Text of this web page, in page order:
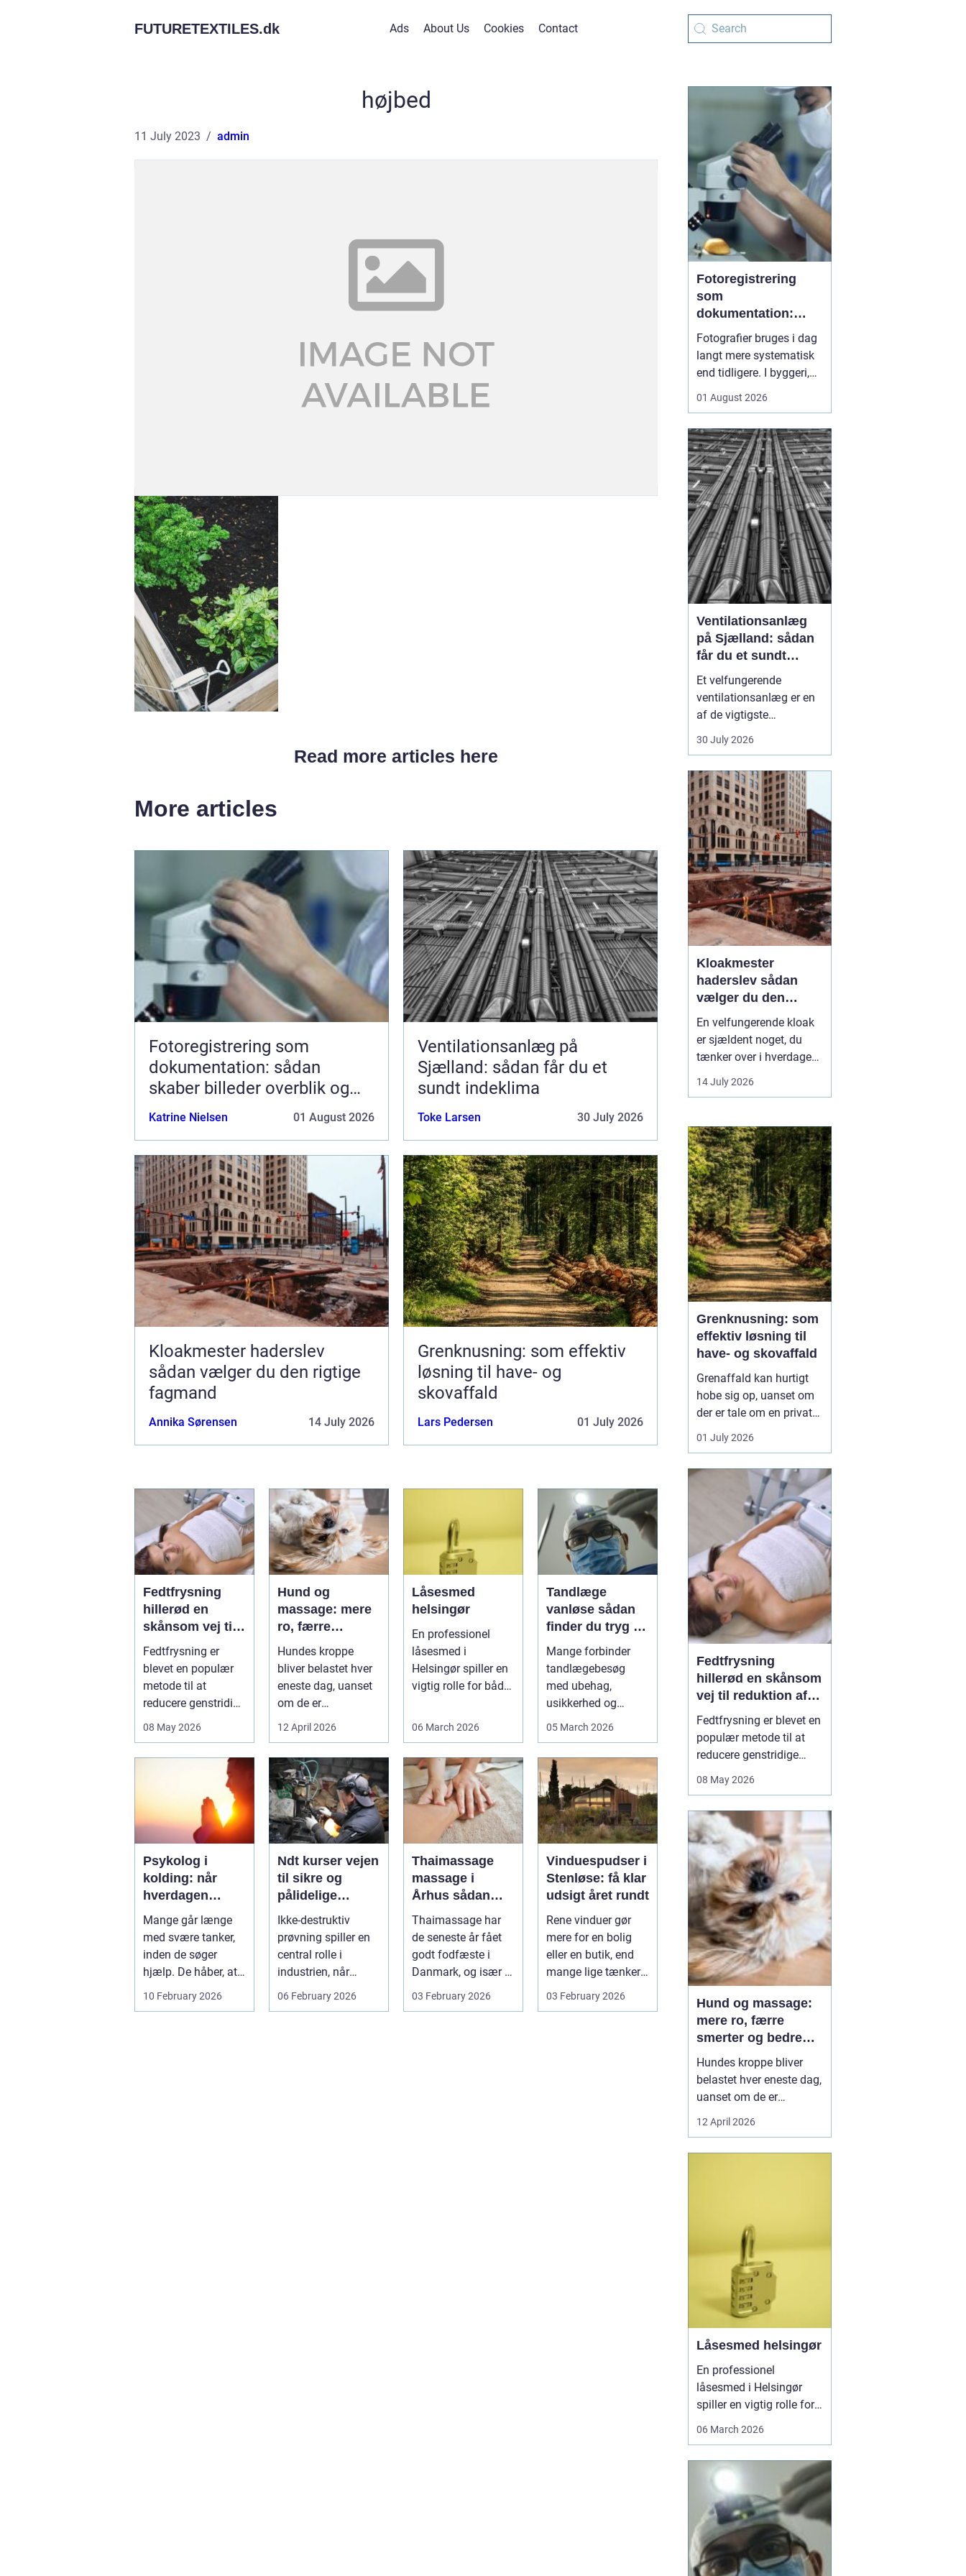
FUTURETEXTILES.dk Ads About Us Cookies Contact
højbed
11 July 2023 admin
Read more articles here
More articles
Fotoregistrering som
dokumentation: sådan
skaber billeder overblik og
tryghed
Katrine Nielsen 01 August 2026
Ventilationsanlæg på
Sjælland: sådan får du et
sundt indeklima
Toke Larsen 30 July 2026
Kloakmester haderslev
sådan vælger du den rigtige
fagmand
Annika Sørensen 14 July 2026
Grenknusning: som effektiv
løsning til have- og
skovaffald
Lars Pedersen 01 July 2026
Fedtfrysning
hillerød en
skånsom vej til
reduktion af
lokale
fedtdepoter
Fedtfrysning er
blevet en populær
metode til at
reducere genstridige
ikke reagerer ...
08 May 2026
Hund og
massage: mere
ro, færre
smerter og
bedre
bevægelse
Hundes kroppe
bliver belastet hver
eneste dag, uanset
om de er
familiehunde,
jagthunde,
konkurrenceh...
12 April 2026
Låsesmed
helsingør
En professionel
låsesmed i
Helsingør spiller en
vigtig rolle for både
når nøgler...
06 March 2026
Tandlæge
vanløse sådan
finder du tryg og
professionel
tandpleje
Mange forbinder
tandlægebesøg
med ubehag,
usikkerhed og
bekymring for både
Særligt ...
05 March 2026
Psykolog i
kolding: når
hverdagen
bliver for tung at
bære alene
Mange går længe
med svære tanker,
inden de søger
hjælp. De håber, at
tiden alene læger
sårene, at tr...
10 February 2026
Ndt kurser vejen
til sikre og
pålidelige
inspektioner
Ikke-destruktiv
prøvning spiller en
central rolle i
industrien, når
konstruktioner,
svejsninger og k...
06 February 2026
Thaimassage
massage i
Århus sådan
vælger du den
rette behandling
Thaimassage har
de seneste år fået
godt fodfæste i
Danmark, og især i
Århus er udbuddet
vokset marka...
03 February 2026
Vinduespudser i
Stenløse: få klar
udsigt året rundt
Rene vinduer gør
mere for en bolig
eller en butik, end
mange lige tænker
over. Lysindfa...
03 February 2026
Fotoregistrering
som
dokumentation:
sådan skaber
billeder overblik og
tryghed
Fotografier bruges i dag
langt mere systematisk
end tidligere. I byggeri,
arbejdsmiljø arbejder
fotoregistrering somen
fast del af
dokumentation...
01 August 2026
Ventilationsanlæg
på Sjælland: sådan
får du et sundt
indeklima
Et velfungerende
ventilationsanlæg er en
af de vigtigste
forudsætninger for et
sundt og behageligt
boligen eller på
arbejdspladsen bliver
tung, fugtig eller for
varm, påvirker det både
komfo...
30 July 2026
Kloakmester
haderslev sådan
vælger du den
rigtige fagmand
En velfungerende kloak
er sjældent noget, du
tænker over i hverdagen.
Men når vandet
pludselig står i kælderen,
bliver behovet for en
kompetent kloakmester
meget tydeligt. I
Haderslev og omegn er
der flere muligheder,
men...
14 July 2026
Grenknusning: som
effektiv løsning til
have- og skovaffald
Grenaffald kan hurtigt
hobe sig op, uanset om
der er tale om en privat
have, læhegn langs
marken eller større
oplever, at bunker af
grene, kvas og toppe
både skæmmer området
og gør det svæ...
01 July 2026
Fedtfrysning
hillerød en skånsom
vej til reduktion af
lokale fedtdepoter
Fedtfrysning er blevet en
populær metode til at
reducere genstridige
reagerer på kost og
ikke en slankekur, men et
supplement for dig, der
er tæt på din idealvægt
og ønsker at forme
kroppen enkelte steder...
08 May 2026
Hund og massage:
mere ro, færre
smerter og bedre
bevægelse
Hundes kroppe bliver
belastet hver eneste dag,
uanset om de er
familiehunde, jagthunde,
konkurrencehunde eller
12 April 2026
Låsesmed helsingør
En professionel
låsesmed i Helsingør
spiller en vigtig rolle for
både private og erhverv,
sikkerheden skal
opgraderes. I en by med
mange ældre
ejendomme,
sommerhuse og
moderne boliger er der
06 March 2026